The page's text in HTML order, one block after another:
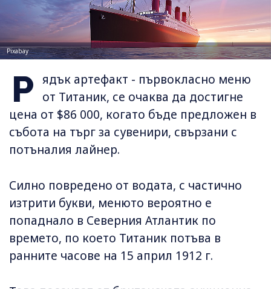
Pixabay
Р ядък артефакт - първокласно меню
от Титаник, се очаква да достигне
цена от $86 000, когато бъде предложен в
събота на търг за сувенири, свързани с
потъналия лайнер.
Силно повредено от водата, с частично
изтрити букви, менюто вероятно е
попаднало в Северния Атлантик по
времето, по което Титаник потъва в
ранните часове на 15 април 1912 г.